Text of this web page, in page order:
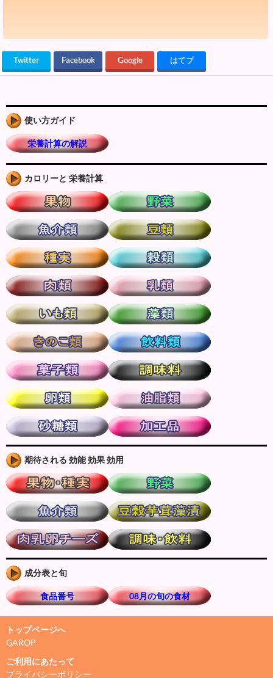
Twitter Facebook Google はてブ
使い方ガイド
栄養計算の解説
カロリーと 栄養計算
期待される 効能 効果 効用
成分表と旬
食品番号 08月の旬の食材
トップページへ
GAROP
ご利用にあたって
プライバシーポリシー